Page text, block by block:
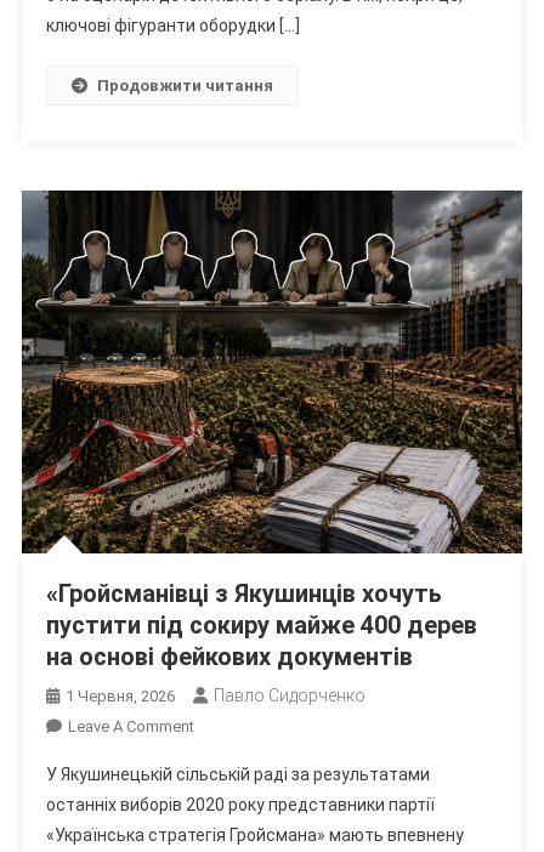
Справи
ключові фігуранти оборудки […]
Продовжити читання
«Гройсманівці з Якушинців хочуть
пустити під сокиру майже 400 дерев
на основі фейкових документів
1 Червня, 2026 Павло Сидорченко
Leave A CommentOn
З
Якушинців
Хочуть
У Якушинецькій сільській раді за результатами
останніх виборів 2020 року представники партії
«Українська стратегія Гройсмана» мають впевнену